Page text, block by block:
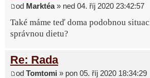
od Marktéa» ned 04. říj 2020 23:42:57
Také máme teď doma podobnou
správnou dietu?
Re: Rada
od Tomtomi » pon 05. říj 2020 18:34:29